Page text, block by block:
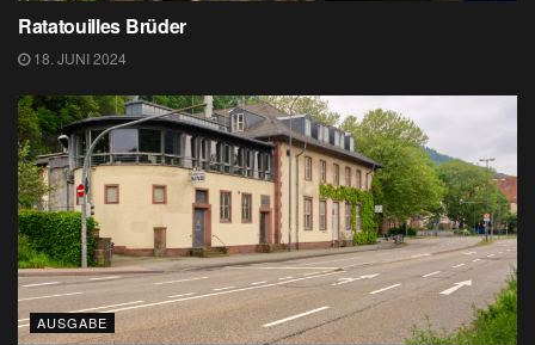
Ratatouilles Brüder
18. JUNI 2024
AUSGABE